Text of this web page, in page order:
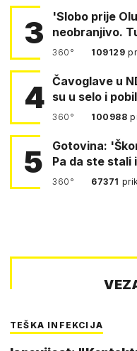
3
'Slobo prije
neobranjivo.
360° 109129
4 Čavoglave u
su u selo i
360° 100988
5
Gotovina:
Pa da ste
360° 67371
TEŠKA INFEKCIJA